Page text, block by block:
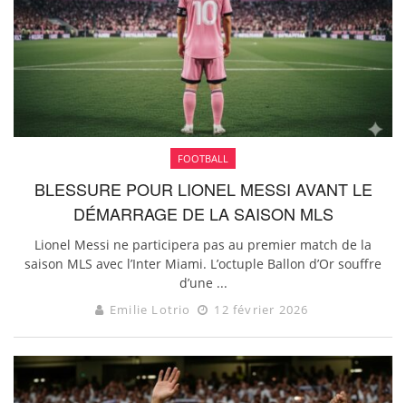
FOOTBALL
BLESSURE POUR LIONEL MESSI AVANT LE
DÉMARRAGE DE LA SAISON MLS
Lionel Messi ne participera pas au premier match de la
saison MLS avec l’Inter Miami. L’octuple Ballon d’Or souffre
d’une ...
Emilie Lotrio 12 février 2026